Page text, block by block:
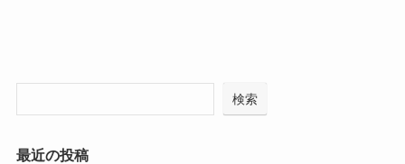
検索
最近の投稿